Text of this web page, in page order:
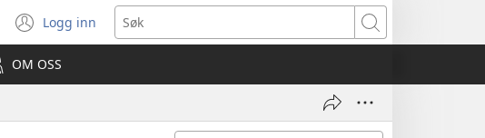
Logg inn
(åpner
nytt
vindu)
Søk
OM OSS